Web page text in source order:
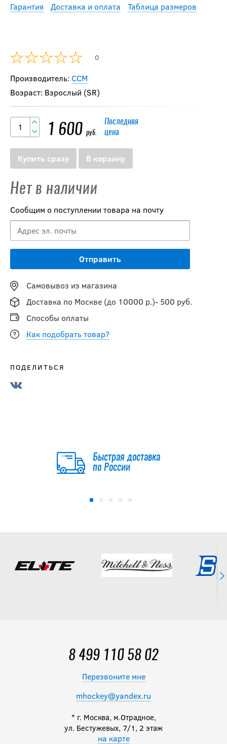
Гарантия Доставка и оплата Таблица размеров
0
Производитель: CCM
Возраст: Взрослый (SR)
1 600 руб.
Последняя
цена
Купить сразу В корзину
Нет в наличии
Сообщим о поступлении товара на почту
Самовывоз из магазина
Доставка по Москве (до 10000 р.)- 500 руб.
Способы оплаты
Как подобрать товар?
ПОДЕЛИТЬСЯ
Быстрая доставка
по России
8 499 110 58 02
Перезвоните мне
mhockey@yandex.ru
* г. Москва, м.Отрадное,
ул. Бестужевых, 7/1, 2 этаж
на карте